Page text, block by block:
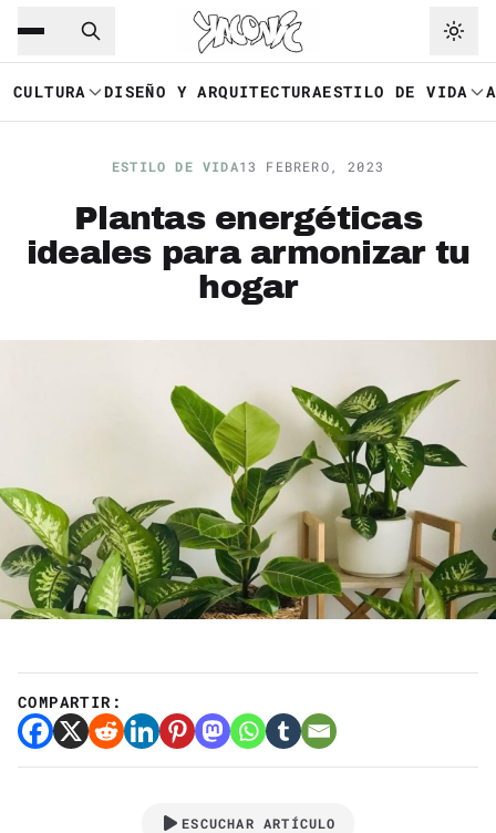
Saltar al contenido principal
CULTURA DISEÑO Y ARQUITECTURAESTILO DE VIDA
ESTILO DE VIDA13 FEBRERO, 2023
Plantas energéticas
ideales para armonizar tu
hogar
COMPARTIR:
ESCUCHAR ARTÍCULO